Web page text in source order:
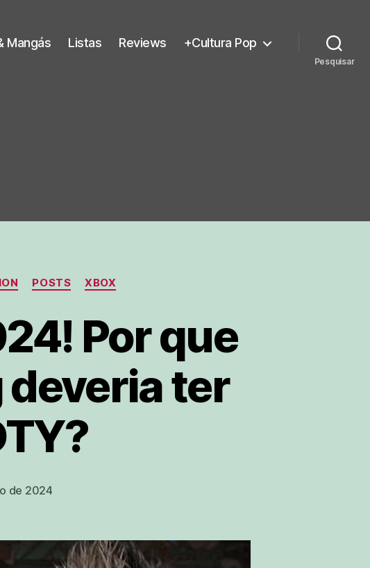
Mangás Listas Reviews +Cultura Pop
Pesquisar
POSTS XBOX
Por que
ter
de 2024